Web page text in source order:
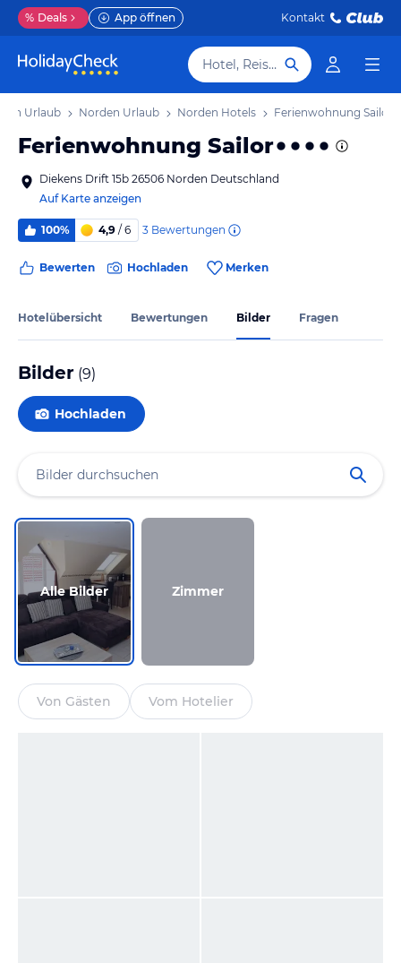
% Deals App öffnen Kontakt
Hotel, Reiseziel
Urlaub Norden Urlaub Norden Hotels Ferienwohnung Sailor
Ferienwohnung Sailor
Diekens Drift 15b 26506 Norden Deutschland
Auf Karte anzeigen
100% 4,9 / 6 3 Bewertungen
Bewerten Hochladen Merken
Hotelübersicht Bewertungen Bilder Fragen
Bilder (9)
Hochladen
Alle Bilder Zimmer
Von Gästen Vom Hotelier